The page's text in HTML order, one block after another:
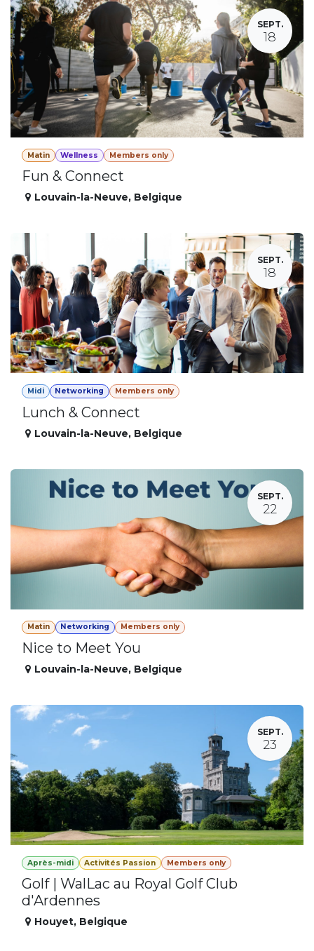
SEPT.
18
Matin Wellness Members only
Fun & Connect
Louvain-la-Neuve, Belgique
SEPT.
18
Midi Networking Members only
Lunch & Connect
Louvain-la-Neuve, Belgique
SEPT.
22
Matin Networking Members only
Nice to Meet You
Louvain-la-Neuve, Belgique
SEPT.
23
Après-midi Activités Passion Members only
Golf | WalLac au Royal Golf Club
d'Ardennes
Houyet, Belgique